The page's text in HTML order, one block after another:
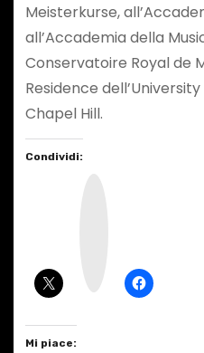
Meisterkurse,
all’Accademia della
Conservatoire Royal de
Residence
Chapel Hill.
Condividi:
Mi piace: